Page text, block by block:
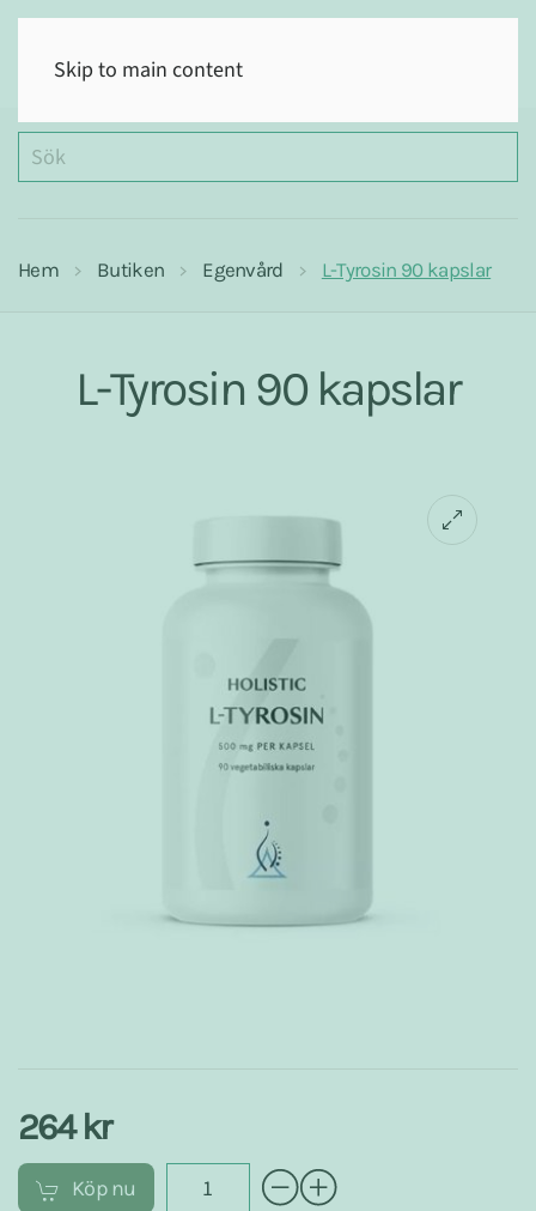
Skip to main content
Hem Butiken Egenvård L-Tyrosin 90 kapslar
L-Tyrosin 90 kapslar
264 kr
Köp nu